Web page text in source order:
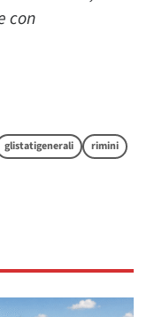
con
glistatigenerali rimini